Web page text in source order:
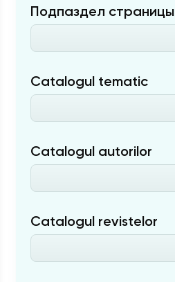
Подпаздел страницы
Catalogul tematic
Catalogul autorilor
Catalogul revistelor